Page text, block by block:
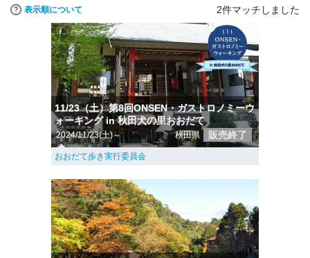
表示順について 2件マッチしました
11/23（土）第8回ONSEN・ガストロノミーウ
ォーキング in 秋田犬の里おおだて
2024/11/23(土)～ 秋田県 販売終了
おおだて歩き実行委員会